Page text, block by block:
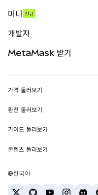
무기한 선물
실물자산
머니 신규
개발자
MetaMask Connect
Snaps
웹3 서비스
MetaMask 받기
보안
고객 지원
채용
가격 둘러보기
이더리움 가격
솔라나 가격
테더 가격
환전 둘러보기
ETH를 USD로 환전
USDT를 INR로 환전
BTC를 INR로 환전
ETH를 USDT로 환전
가이드 둘러보기
ETH 매수
콘텐츠 둘러보기
솔라나 지갑
한국어